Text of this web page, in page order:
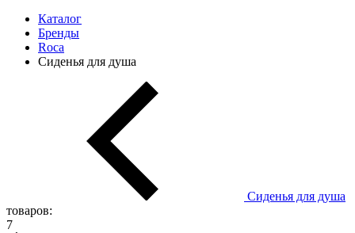
Каталог
Бренды
Roca
Сиденья для душа
Сиденья для душа
товаров:
7